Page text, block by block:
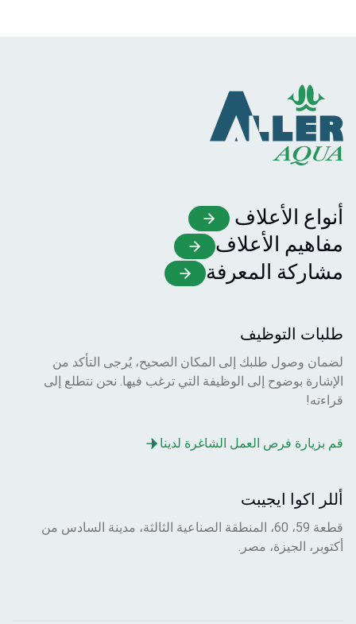
أنواع الأعلاف
مفاهيم الأعلاف
مشاركة المعرفة
طلبات التوظيف
لضمان وصول طلبك إلى المكان الصحيح، يُرجى التأكد من
الإشارة بوضوح إلى الوظيفة التي ترغب فيها. نحن نتطلع إلى
قراءته!
قم بزيارة فرص العمل الشاغرة لدينا
أللر اكوا ايجيبت
قطعة 59، 60، المنطقة الصناعية الثالثة، مدينة السادس من
أكتوبر، الجيزة، مصر.